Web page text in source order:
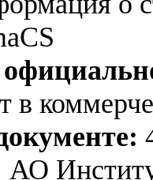
в
АО